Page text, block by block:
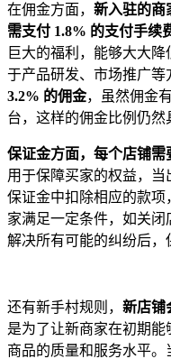
在佣金方面， 新入驻的商
需支付 1.8% 的支付手续
巨大的福利，能够大大
于产品研发、市场推广等
3.2% 的佣金，虽然佣金
台，这样的佣金比例仍然
保证金方面，每个店铺需
用于保障买家的权益，
保证金中扣除相应的款
家满足一定条件，如关闭
解决所有可能的纠纷后，
还有新手村规则， 新店铺
是为了让新商家在初期
商品的质量和服务水平